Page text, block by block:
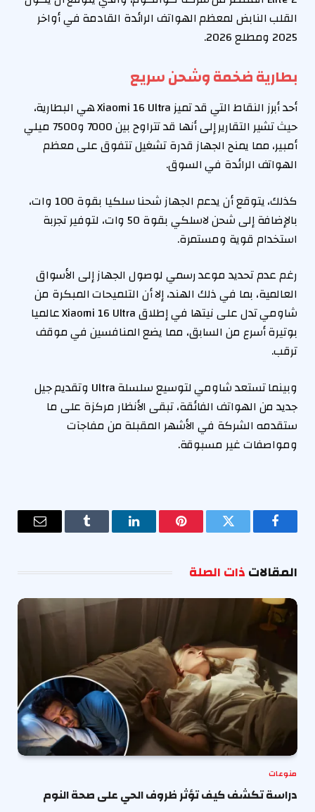
القلب النابض لمعظم الهواتف الرائدة القادمة في أواخر
2025 ومطلع 2026.
بطارية ضخمة وشحن سريع
أحد أبرز النقاط التي قد تميز Xiaomi 16 Ultra هي البطارية،
حيث تشير التقارير إلى أنها قد تتراوح بين 7000 و7500 ميلي
أمبير، مما يمنح الجهاز قدرة تشغيل تتفوق على معظم
الهواتف الرائدة في السوق.
كذلك، يتوقع أن يدعم الجهاز شحنا سلكيا بقوة 100 وات،
بالإضافة إلى شحن لاسلكي بقوة 50 وات، لتوفير تجربة
استخدام قوية ومستمرة.
رغم عدم تحديد موعد رسمي لوصول الجهاز إلى الأسواق
العالمية، بما في ذلك الهند، إلا أن التلميحات المبكرة من
شاومي تدل على نيتها في إطلاق Xiaomi 16 Ultra عالميا
بوتيرة أسرع من السابق، مما يضع المنافسين في موقف
ترقب.
وبينما تستعد شاومي لتوسيع سلسلة Ultra وتقديم جيل
جديد من الهواتف الفائقة، تبقى الأنظار مركزة على ما
ستقدمه الشركة في الأشهر المقبلة من مفاجآت
ومواصفات غير مسبوقة.
فيسبوك تويتر بينتيريستلينكدإن Tumblr
البريد
المقالاتذات الصلة
منوعات
دراسة تكشف كيف تؤثر ظروف الحي على صحة النوم